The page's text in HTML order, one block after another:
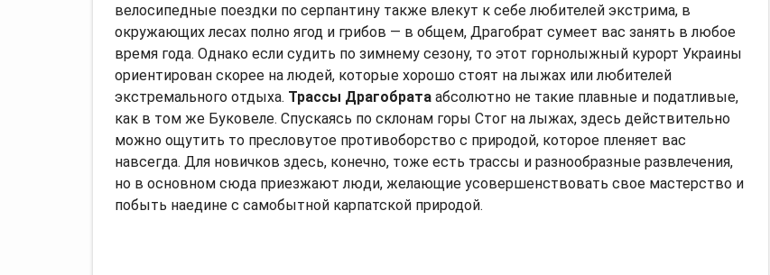
велосипедные поездки по серпантину также влекут к себе любителей экстрима, в
окружающих лесах полно ягод и грибов — в общем, Драгобрат сумеет вас занять в любое
время года. Однако если судить по зимнему сезону, то этот горнолыжный курорт Украины
ориентирован скорее на людей, которые хорошо стоят на лыжах или любителей
экстремального отдыха. Трассы Драгобрата абсолютно не такие плавные и податливые,
как в том же Буковеле. Спускаясь по склонам горы Стог на лыжах, здесь действительно
можно ощутить то пресловутое противоборство с природой, которое пленяет вас
навсегда. Для новичков здесь, конечно, тоже есть трассы и разнообразные развлечения,
но в основном сюда приезжают люди, желающие усовершенствовать свое мастерство и
побыть наедине с самобытной карпатской природой.